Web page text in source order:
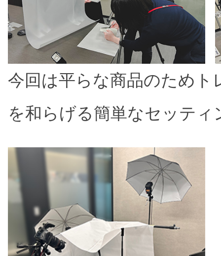
今回は平らな商品のためト
を和らげる簡単なセッティ